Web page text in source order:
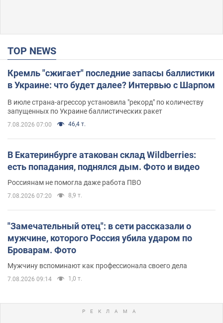
TOP NEWS
Кремль "сжигает" последние запасы баллистики
в Украине: что будет далее? Интервью с Шарпом
В июле страна-агрессор установила "рекорд" по количеству
запущенных по Украине баллистических ракет
7.08.2026 07:00 46,4 т.
В Екатеринбурге атакован склад Wildberries:
есть попадания, поднялся дым. Фото и видео
Россиянам не помогла даже работа ПВО
7.08.2026 07:20 8,9 т.
"Замечательный отец": в сети рассказали о
мужчине, которого Россия убила ударом по
Броварам. Фото
Мужчину вспоминают как профессионала своего дела
7.08.2026 09:14 1,0 т.